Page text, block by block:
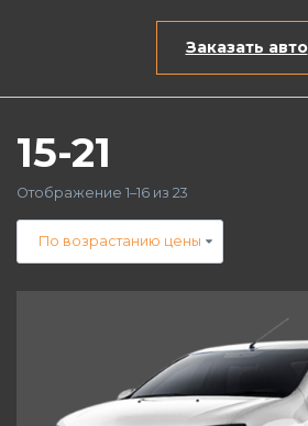
Заказать авто
15-21
Отображение 1–16 из 23